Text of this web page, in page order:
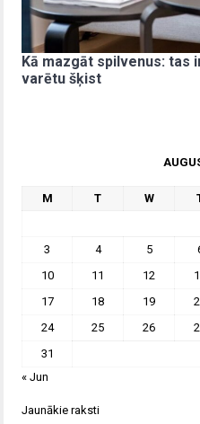
Kā mazgāt spilvenus: tas
varētu šķist
M T W
3
4 5
10
11 12
17
18 19
24
25 26
31
« Jun
Jaunākie raksti